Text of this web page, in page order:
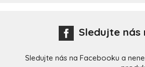
Sledujte nás
Sledujte nás na Facebooku a